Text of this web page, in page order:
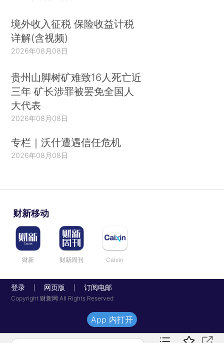
境外收入征税 保险收益计税
详解(含视频)
2026年08月08日
贵州山脚树矿难致16人死亡近
三年 矿长涉罪被罢免全国人
大代表
2026年08月08日
专栏｜沃什遭遇信任危机
2026年08月08日
财新移动
财新 财新周刊 Caixin
登录 网页版 订阅电邮
Copyright 财新网 All Rights Reserved
App 内打开